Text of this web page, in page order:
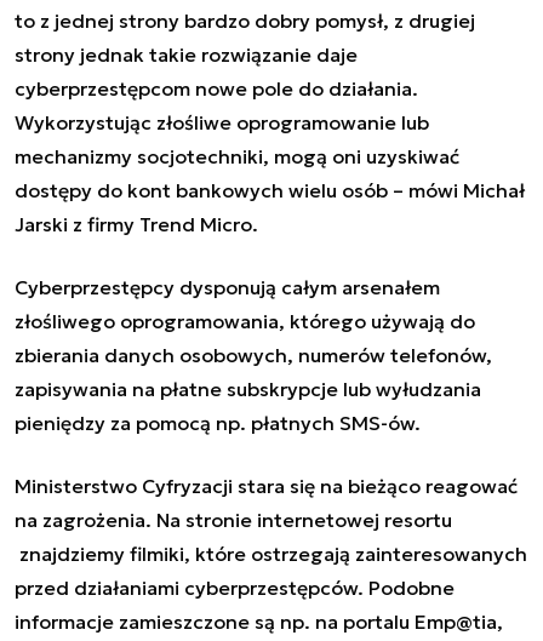
to z jednej strony bardzo dobry pomysł, z drugiej
strony jednak takie rozwiązanie daje
cyberprzestępcom nowe pole do działania.
Wykorzystując złośliwe oprogramowanie lub
mechanizmy socjotechniki, mogą oni uzyskiwać
dostępy do kont bankowych wielu osób – mówi Michał
Jarski z firmy Trend Micro.
Cyberprzestępcy dysponują całym arsenałem
złośliwego oprogramowania, którego używają do
zbierania danych osobowych, numerów telefonów,
zapisywania na płatne subskrypcje lub wyłudzania
pieniędzy za pomocą np. płatnych SMS-ów.
Ministerstwo Cyfryzacji stara się na bieżąco reagować
na zagrożenia. Na stronie internetowej resortu
znajdziemy filmiki, które ostrzegają zainteresowanych
przed działaniami cyberprzestępców. Podobne
informacje zamieszczone są np. na portalu Emp@tia,